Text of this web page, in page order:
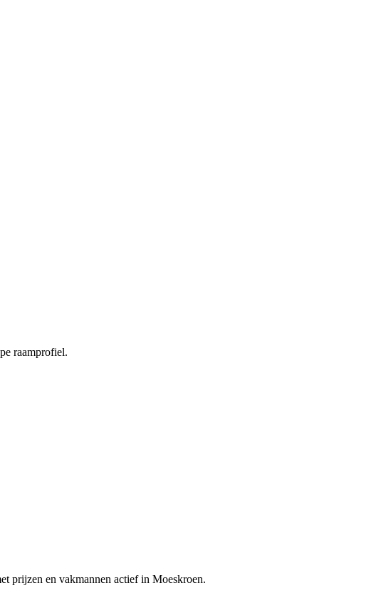
raamprofiel.
prijzen en vakmannen actief in Moeskroen.